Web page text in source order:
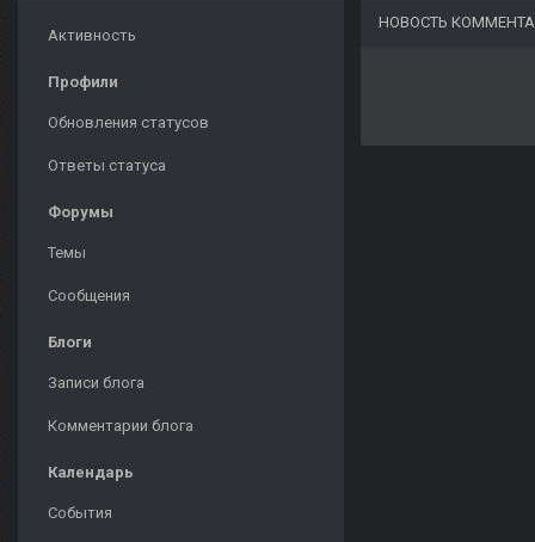
Активность
Профили
Обновления статусов
Ответы статуса
Форумы
Темы
Сообщения
Блоги
Записи блога
Комментарии блога
Календарь
События
НОВОСТЬ